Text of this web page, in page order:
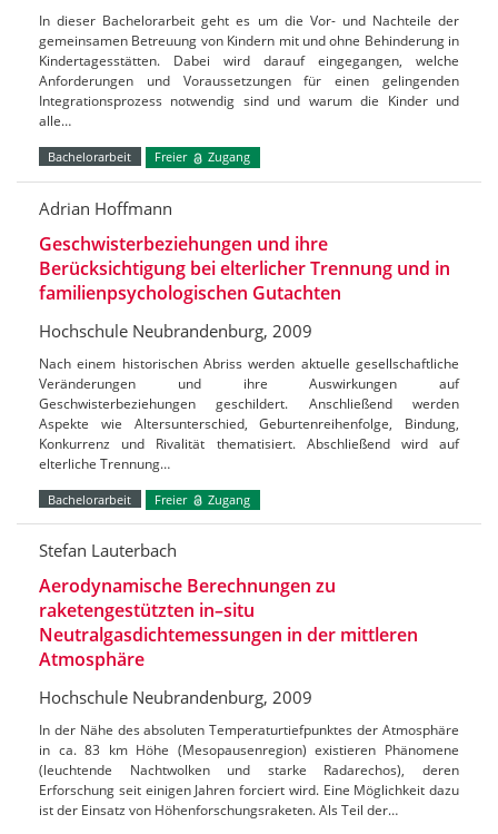
In dieser Bachelorarbeit geht es um die Vor- und Nachteile der
gemeinsamen Betreuung von Kindern mit und ohne Behinderung in
Kindertagesstätten. Dabei wird darauf eingegangen, welche
Anforderungen und Voraussetzungen für einen gelingenden
Integrationsprozess notwendig sind und warum die Kinder und
alle…
Bachelorarbeit Freier Zugang
Adrian Hoffmann
Geschwisterbeziehungen und ihre
Berücksichtigung bei elterlicher Trennung und in
familienpsychologischen Gutachten
Hochschule Neubrandenburg, 2009
Nach einem historischen Abriss werden aktuelle gesellschaftliche
Veränderungen und ihre Auswirkungen auf
Geschwisterbeziehungen geschildert. Anschließend werden
Aspekte wie Altersunterschied, Geburtenreihenfolge, Bindung,
Konkurrenz und Rivalität thematisiert. Abschließend wird auf
elterliche Trennung…
Bachelorarbeit Freier Zugang
Stefan Lauterbach
Aerodynamische Berechnungen zu
raketengestützten in–situ
Neutralgasdichtemessungen in der mittleren
Atmosphäre
Hochschule Neubrandenburg, 2009
In der Nähe des absoluten Temperaturtiefpunktes der Atmosphäre
in ca. 83 km Höhe (Mesopausenregion) existieren Phänomene
(leuchtende Nachtwolken und starke Radarechos), deren
Erforschung seit einigen Jahren forciert wird. Eine Möglichkeit dazu
ist der Einsatz von Höhenforschungsraketen. Als Teil der…